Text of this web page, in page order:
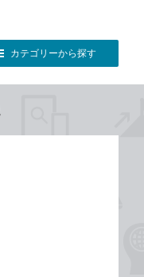
カテゴリーから探す